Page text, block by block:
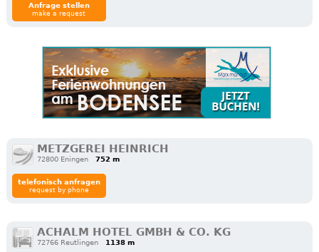
Anfrage stellen
make a request
METZGEREI HEINRICH
72800 Eningen 752 m
telefonisch anfragen
request by phone
ACHALM HOTEL GMBH & CO. KG
72766 Reutlingen 1138 m